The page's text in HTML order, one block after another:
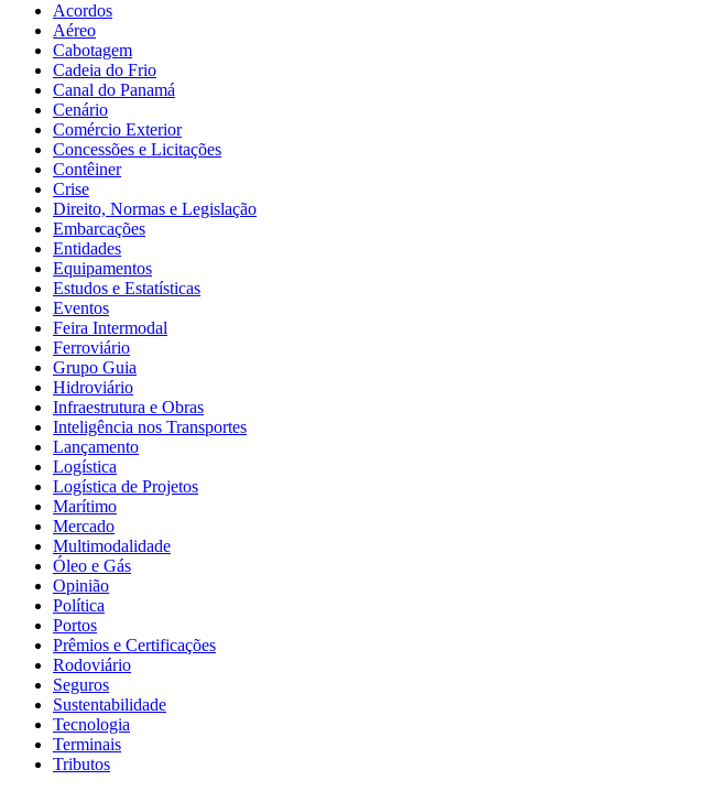
Acordos
Aéreo
Cabotagem
Cadeia do Frio
Canal do Panamá
Cenário
Comércio Exterior
Concessões e Licitações
Contêiner
Crise
Direito, Normas e Legislação
Embarcações
Entidades
Equipamentos
Estudos e Estatísticas
Eventos
Feira Intermodal
Ferroviário
Grupo Guia
Hidroviário
Infraestrutura e Obras
Inteligência nos Transportes
Lançamento
Logística
Logística de Projetos
Marítimo
Mercado
Multimodalidade
Óleo e Gás
Opinião
Política
Portos
Prêmios e Certificações
Rodoviário
Seguros
Sustentabilidade
Tecnologia
Terminais
Tributos